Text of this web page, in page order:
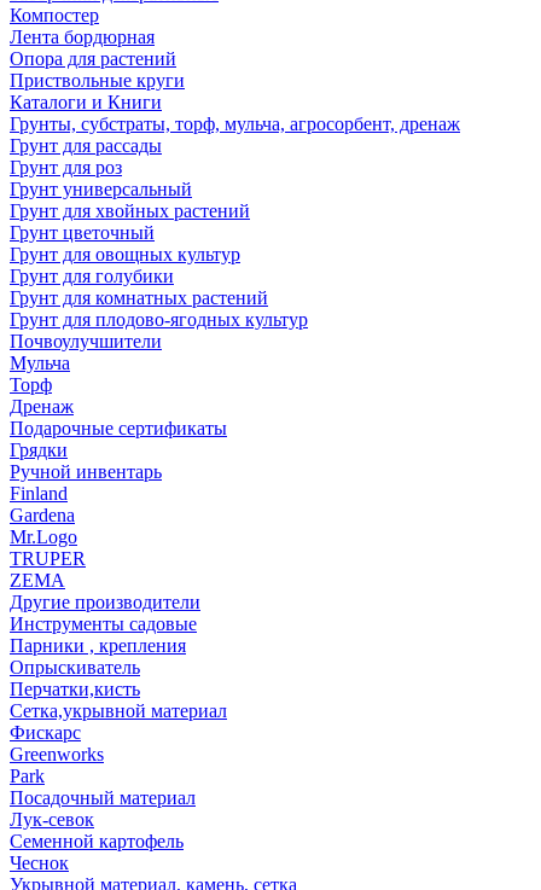
Компостер
Лента бордюрная
Опора для растений
Приствольные круги
Каталоги и Книги
Грунты, субстраты, торф, мульча, агросорбент, дренаж
Грунт для рассады
Грунт для роз
Грунт универсальный
Грунт для хвойных растений
Грунт цветочный
Грунт для овощных культур
Грунт для голубики
Грунт для комнатных растений
Грунт для плодово-ягодных культур
Почвоулучшители
Мульча
Торф
Дренаж
Подарочные сертификаты
Грядки
Ручной инвентарь
Finland
Gardena
Mr.Logo
TRUPER
ZEMA
Другие производители
Инструменты садовые
Парники , крепления
Опрыскиватель
Перчатки,кисть
Сетка,укрывной материал
Фискарс
Greenworks
Park
Посадочный материал
Лук-севок
Семенной картофель
Чеснок
Укрывной материал, камень, сетка